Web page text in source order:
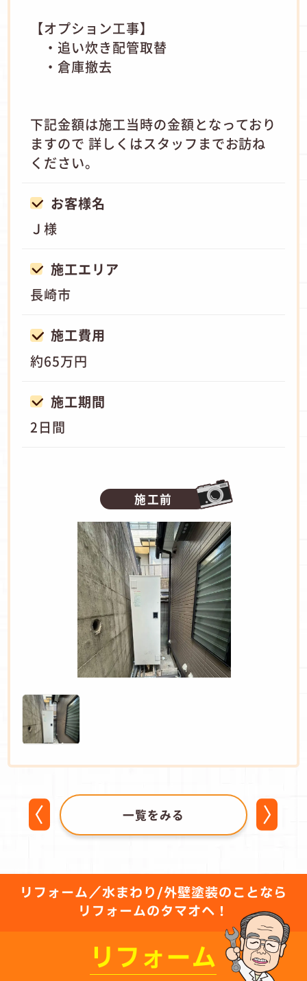
【オプション工事】
・追い炊き配管取替
・倉庫撤去
下記金額は施工当時の金額となっており
ますので 詳しくはスタッフまでお訪ね
ください。
お客様名
Ｊ様
施工エリア
長崎市
施工費用
約65万円
施工期間
2日間
施工前
一覧をみる
リフォーム／水まわり/外壁塗装のことなら
リフォームのタマオへ！
リフォーム